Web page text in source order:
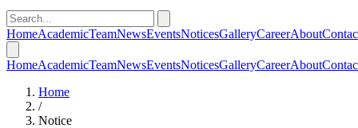
HomeAcademicTeamNewsEventsNoticesGalleryCareerAbout
HomeAcademicTeamNewsEventsNoticesGalleryCareerAbout
Home
/
Notice